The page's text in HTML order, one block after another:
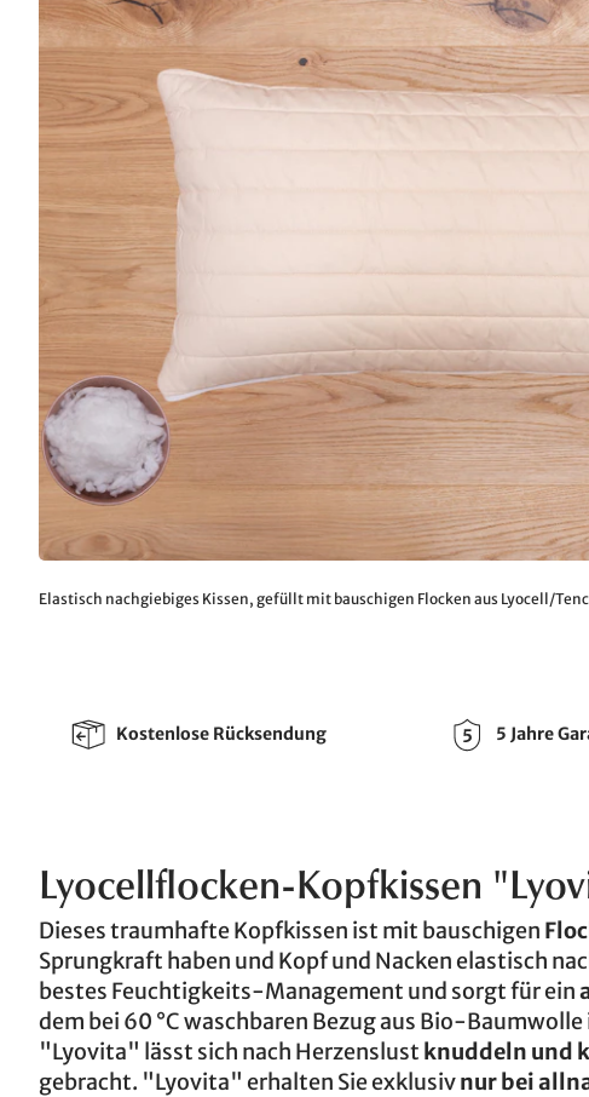
Elastisch nachgiebiges Kissen, gefüllt mit bauschigen Flocken aus Lyocell/
Kostenlose Rücksendung 5 Jahre
Lyocellflocken-Kopfkissen
Dieses traumhafte Kopfkissen ist mit bauschigen
Sprungkraft haben und Kopf und Nacken elastisch
bestes Feuchtigkeits-Management und sorgt für ein
dem bei 60 °C waschbaren Bezug aus Bio-
"Lyovita" lässt sich nach Herzenslust knuddeln und
gebracht. "Lyovita" erhalten Sie exklusivnur bei